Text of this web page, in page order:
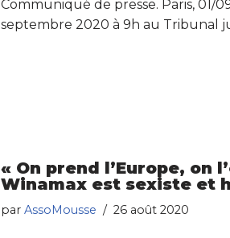
Communiqué de presse. Paris, 01/
septembre 2020 à 9h au Tribunal
« On prend l’Europe, on
Winamax est sexiste et
par AssoMousse 26 août 2020